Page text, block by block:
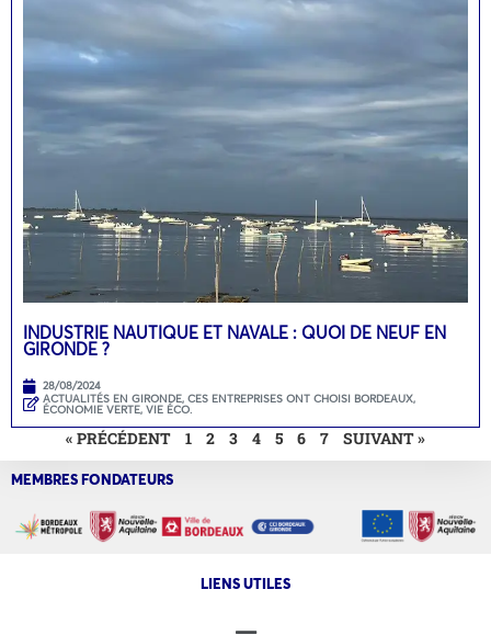
INDUSTRIE NAUTIQUE ET NAVALE : QUOI DE NEUF EN
GIRONDE ?
28/08/2024
ACTUALITÉS EN GIRONDE, CES ENTREPRISES ONT CHOISI BORDEAUX,
ÉCONOMIE VERTE, VIE ÉCO.
« PRÉCÉDENT 1 2 3 4 5 6 7 SUIVANT »
MEMBRES FONDATEURS
LIENS UTILES